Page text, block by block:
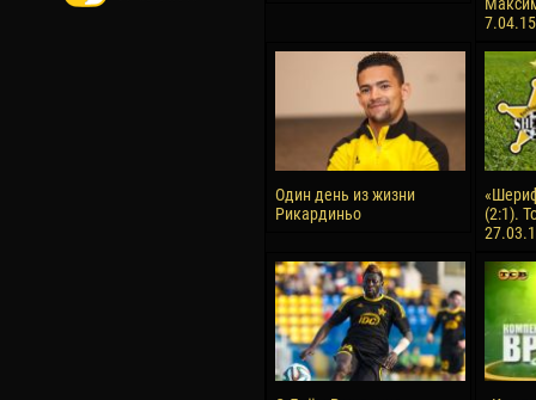
7.04.15
Один день из жизни
Рикардиньо
(2:1).